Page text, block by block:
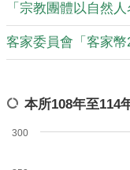
客家委員會「客家
本所108年至114
300